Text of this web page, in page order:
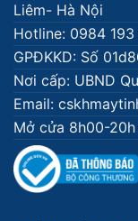
Liêm- Hà Nội
Hotline: 0984
GPĐKKD: Số
Nơi cấp: UBND
Email:
Mở cửa 8h00-